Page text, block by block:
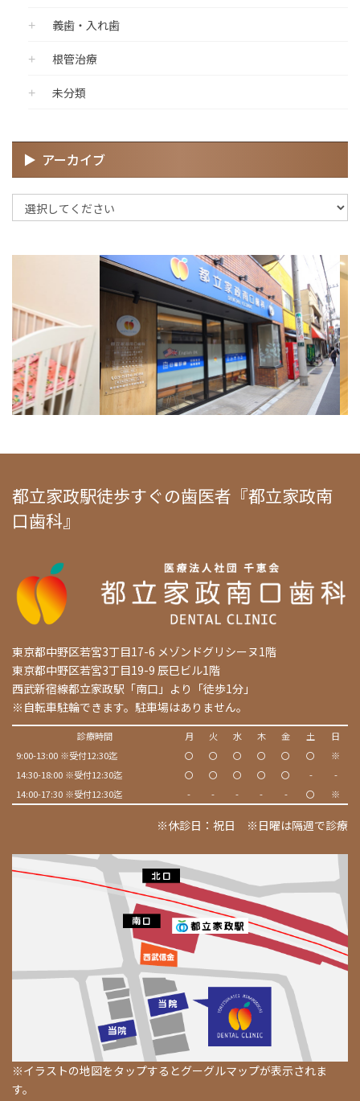
義歯・入れ歯
根管治療
未分類
アーカイブ
都立家政駅徒歩すぐの歯医者『都立家政南
口歯科』
東京都中野区若宮3丁目17-6 メゾンドグリシーヌ1階
東京都中野区若宮3丁目19-9 辰巳ビル1階
西武新宿線都立家政駅「南口」より「徒歩1分」
※自転車駐輪できます。駐車場はありません。
診療時間 月 火 水 木 金 土
日
9:00-13:00 ※受付12:30迄
〇 〇 〇 〇 〇 〇
※
14:30-18:00 ※受付12:30迄
〇 〇 〇 〇 〇 -
-
14:00-17:30 ※受付12:30迄
- - - - - 〇 ※
※休診日：祝日 ※日曜は隔週で診療
※イラストの地図をタップするとグーグルマップが表示されま
す。